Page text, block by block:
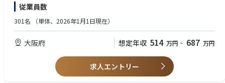
【歓迎】
・建築または不動産メディアとのリレーション
・英語力（会議/メール等が可能なレベル）
従業員数
301名 （単体、2026年1月1日現在）
大阪府 想定年収 514 万円 ~ 687 万円
求人エントリー